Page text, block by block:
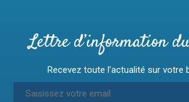
Lettre d’information
Recevez toute l’actualité sur votre